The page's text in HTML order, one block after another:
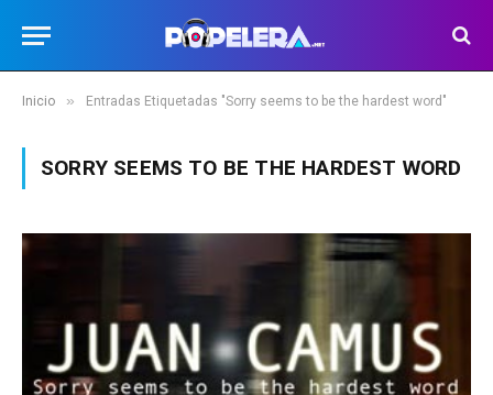
Inicio » Entradas Etiquetadas "Sorry seems to be the hardest word"
SORRY SEEMS TO BE THE HARDEST WORD